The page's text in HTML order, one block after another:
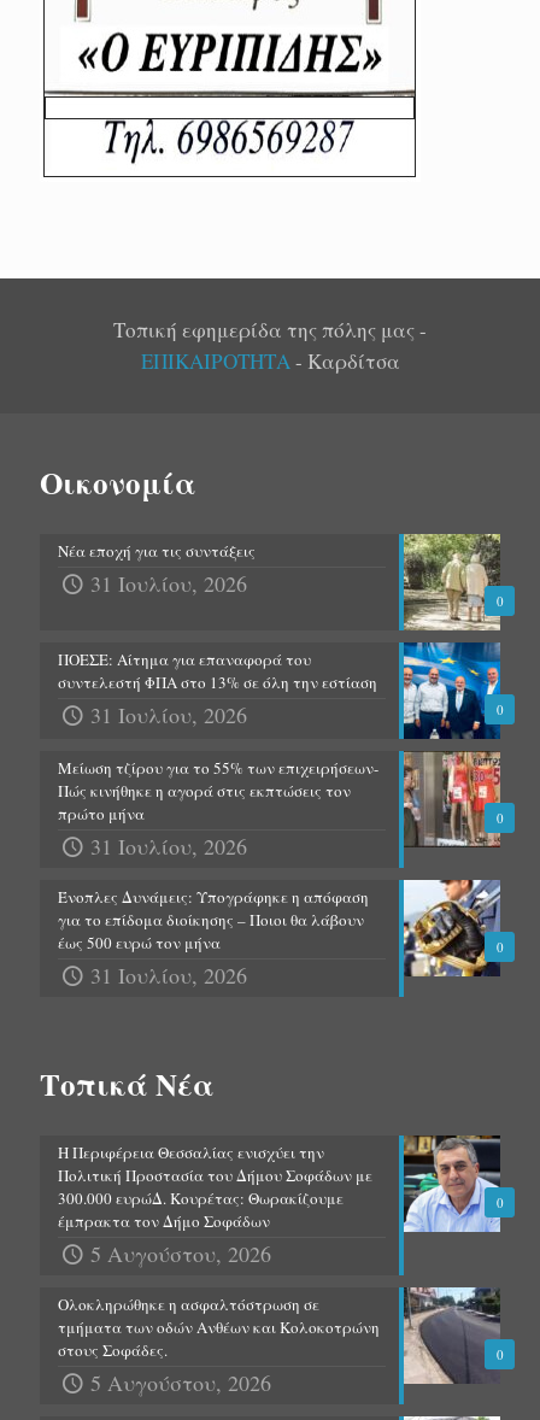
Τοπική εφημερίδα της πόλης μας -
ΕΠΙΚΑΙΡΟΤΗΤΑ - Καρδίτσα
Οικονομία
0
Νέα εποχή για τις συντάξεις
31 Ιουλίου, 2026
0
ΠΟΕΣΕ: Αίτημα για επαναφορά του
συντελεστή ΦΠΑ στο 13% σε όλη την εστίαση
31 Ιουλίου, 2026
0
Μείωση τζίρου για το 55% των επιχειρήσεων-
Πώς κινήθηκε η αγορά στις εκπτώσεις τον
πρώτο μήνα
31 Ιουλίου, 2026
0
Ένοπλες Δυνάμεις: Υπογράφηκε η απόφαση
για το επίδομα διοίκησης – Ποιοι θα λάβουν
έως 500 ευρώ τον μήνα
31 Ιουλίου, 2026
Τοπικά Νέα
0
Η Περιφέρεια Θεσσαλίας ενισχύει την
Πολιτική Προστασία του Δήμου Σοφάδων με
300.000 ευρώΔ. Κουρέτας: Θωρακίζουμε
έμπρακτα τον Δήμο Σοφάδων
5 Αυγούστου, 2026
0
Ολοκληρώθηκε η ασφαλτόστρωση σε
τμήματα των οδών Ανθέων και Κολοκοτρώνη
στους Σοφάδες.
5 Αυγούστου, 2026